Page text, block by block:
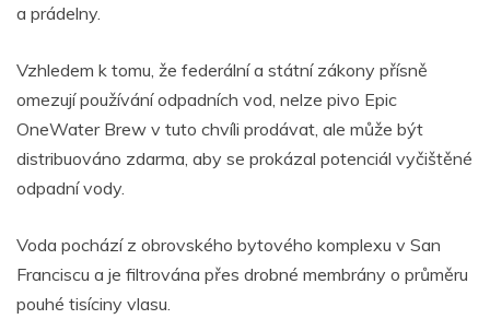
a prádelny.
Vzhledem k tomu, že federální a státní zákony přísně
omezují používání odpadních vod, nelze pivo Epic
OneWater Brew v tuto chvíli prodávat, ale může být
distribuováno zdarma, aby se prokázal potenciál vyčištěné
odpadní vody.
Voda pochází z obrovského bytového komplexu v San
Franciscu a je filtrována přes drobné membrány o průměru
pouhé tisíciny vlasu.